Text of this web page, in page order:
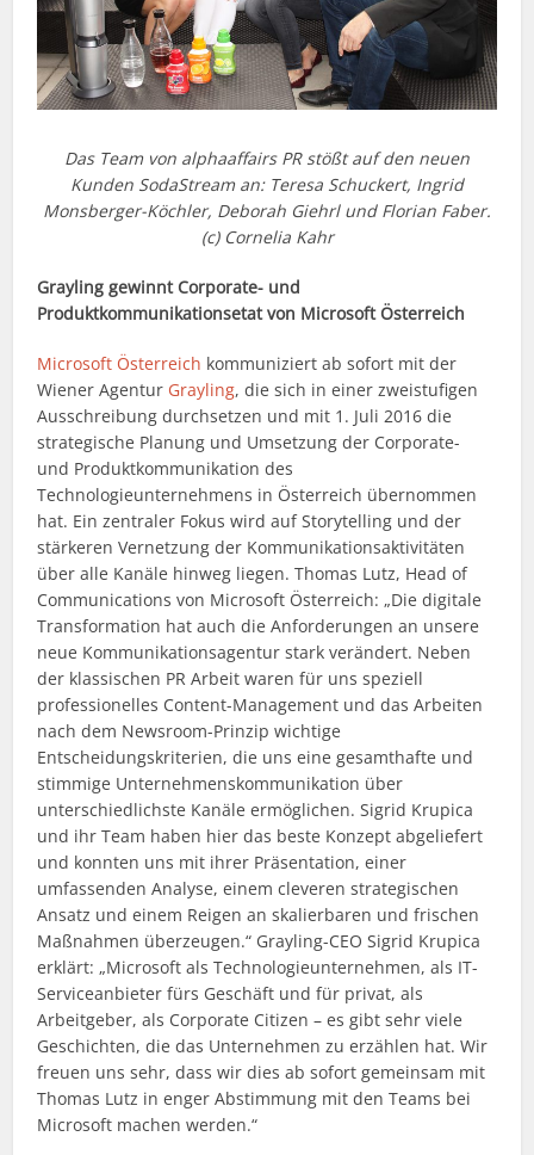
Das Team von alphaaffairs PR stößt auf den neuen
Kunden SodaStream an: Teresa Schuckert, Ingrid
Monsberger-Köchler, Deborah Giehrl und Florian Faber.
(c) Cornelia Kahr
Grayling gewinnt Corporate- und
Produktkommunikationsetat von Microsoft Österreich
Microsoft Österreich kommuniziert ab sofort mit der
Wiener Agentur Grayling, die sich in einer zweistufigen
Ausschreibung durchsetzen und mit 1. Juli 2016 die
strategische Planung und Umsetzung der Corporate-
und Produktkommunikation des
Technologieunternehmens in Österreich übernommen
hat. Ein zentraler Fokus wird auf Storytelling und der
stärkeren Vernetzung der Kommunikationsaktivitäten
über alle Kanäle hinweg liegen. Thomas Lutz, Head of
Communications von Microsoft Österreich: „Die digitale
Transformation hat auch die Anforderungen an unsere
neue Kommunikationsagentur stark verändert. Neben
der klassischen PR Arbeit waren für uns speziell
professionelles Content-Management und das Arbeiten
nach dem Newsroom-Prinzip wichtige
Entscheidungskriterien, die uns eine gesamthafte und
stimmige Unternehmenskommunikation über
unterschiedlichste Kanäle ermöglichen. Sigrid Krupica
und ihr Team haben hier das beste Konzept abgeliefert
und konnten uns mit ihrer Präsentation, einer
umfassenden Analyse, einem cleveren strategischen
Ansatz und einem Reigen an skalierbaren und frischen
Maßnahmen überzeugen.“ Grayling-CEO Sigrid Krupica
erklärt: „Microsoft als Technologieunternehmen, als IT-
Serviceanbieter fürs Geschäft und für privat, als
Arbeitgeber, als Corporate Citizen – es gibt sehr viele
Geschichten, die das Unternehmen zu erzählen hat. Wir
freuen uns sehr, dass wir dies ab sofort gemeinsam mit
Thomas Lutz in enger Abstimmung mit den Teams bei
Microsoft machen werden.“